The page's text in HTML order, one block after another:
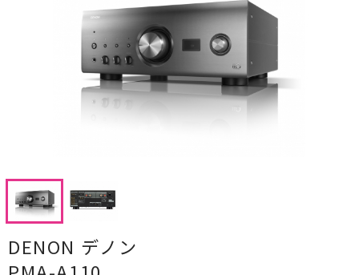
プリメインアンプ
レコードプレーヤー
スピーカー
DENON デノン